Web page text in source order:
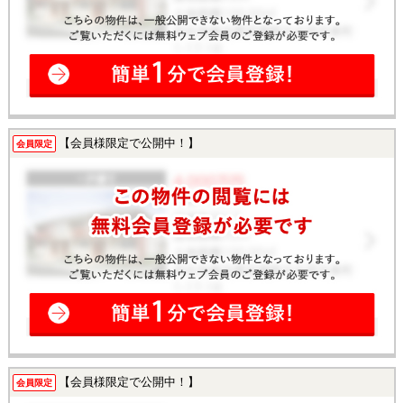
会員限定 【会員様限定で公開中！】
会員限定 【会員様限定で公開中！】